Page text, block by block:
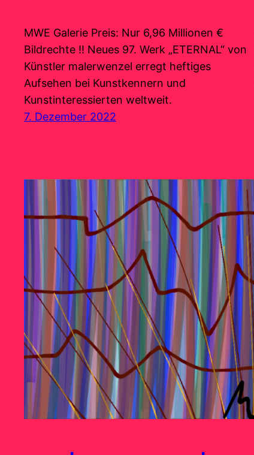
MWE Galerie Preis: Nur 6,96 Millionen €
Bildrechte !! Neues 97. Werk „ETERNAL“ von
Künstler malerwenzel erregt heftiges
Aufsehen bei Kunstkennern und
Kunstinteressierten weltweit.
7. Dezember 2022